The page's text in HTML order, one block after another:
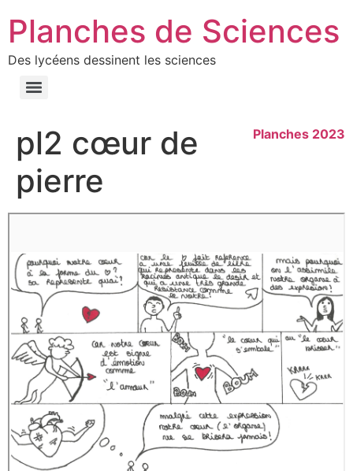
Planches de Sciences
Des lycéens dessinent les sciences
Planches 2023
pl2 cœur de
pierre